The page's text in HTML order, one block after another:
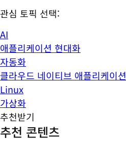
관심 토픽 선택:
AI
애플리케이션 현대화
자동화
클라우드 네이티브 애플리케이션
Linux
가상화
추천받기
추천 콘텐츠